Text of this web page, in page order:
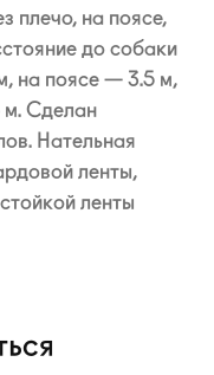
плечо, на поясе,
до собаки
на поясе — 3.5 м,
м. Сделан
Нательная
ленты,
ленты